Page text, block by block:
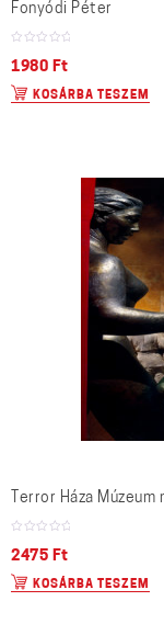
Fonyódi Péter
1980 Ft
KOSÁRBA TESZEM
Terror Háza
2475 Ft
KOSÁRBA TESZEM